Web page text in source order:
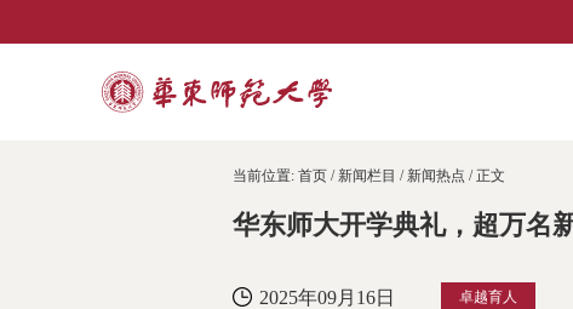
当前位置: 首页 / 新闻栏目 / 新闻热点 / 正文
华东师大开学典礼，超万名
2025年09月16日 卓越育人